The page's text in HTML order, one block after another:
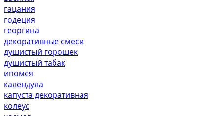
гацания
годеция
георгина
декоративные смеси
душистый горошек
душистый табак
ипомея
календула
капуста декоративная
колеус